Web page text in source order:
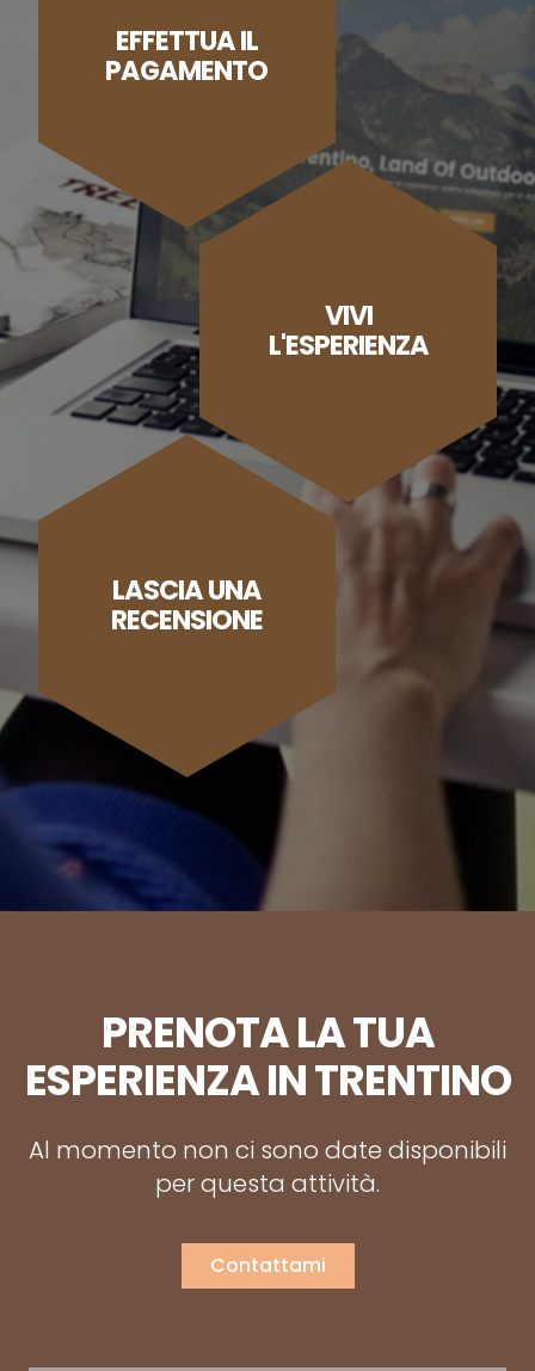
EFFETTUA IL
PAGAMENTO
VIVI
L'ESPERIENZA
LASCIA UNA
RECENSIONE
PRENOTA LA TUA
ESPERIENZA IN TRENTINO
Al momento non ci sono date disponibili
per questa attività.
Contattami